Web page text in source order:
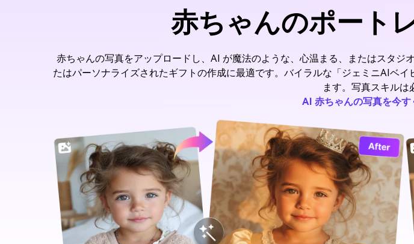
赤ちゃんのポート
赤ちゃんの写真をアップロードし、AI が魔法のような、心温まる、またはスタ
たはパーソナライズされたギフトの作成に最適です。バイラルな「ジェミニAIベ
ます。写真スキルは
AI 赤ちゃんの写真を今